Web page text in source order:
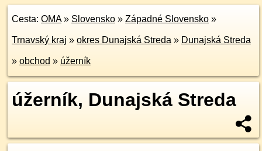
Cesta: OMA» Slovensko » Západné Slovensko »
Trnavský kraj » okres Dunajská Streda » Dunajská Streda
» obchod » úžerník
úžerník, Dunajská Streda